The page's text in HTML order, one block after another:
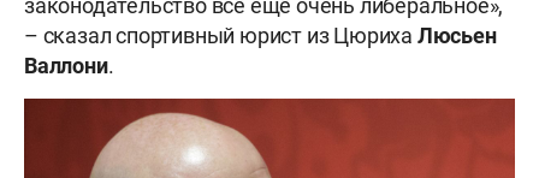
законодательство всё ещё очень либеральное»,
– сказал спортивный юрист из Цюриха Люсьен
Валлони.